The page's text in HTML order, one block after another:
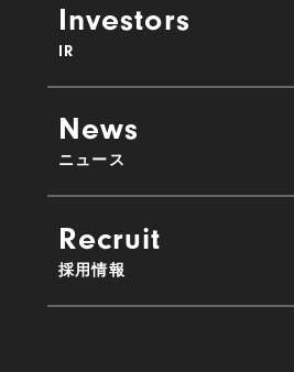
Investors
IR
News
ニュース
Recruit
採用情報